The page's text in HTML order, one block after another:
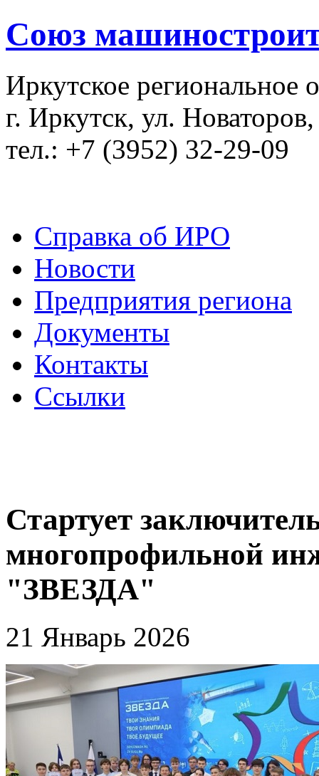
Союз
Иркутское региональное
г. Иркутск, ул.
тел.: +7 (3952) 32-29-09
Справка об ИРО
Новости
Предприятия региона
Документы
Контакты
Ссылки
Стартует
многопрофильной
"ЗВЕЗДА"
21 Январь 2026